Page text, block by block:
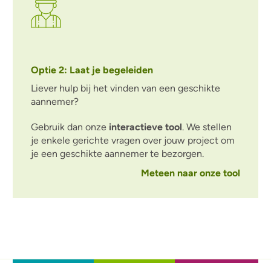
Optie 2: Laat je begeleiden
Liever hulp bij het vinden van een geschikte
aannemer?
Gebruik dan onze interactieve tool. We stellen
je enkele gerichte vragen over jouw project om
je een geschikte aannemer te bezorgen.
Meteen naar onze tool